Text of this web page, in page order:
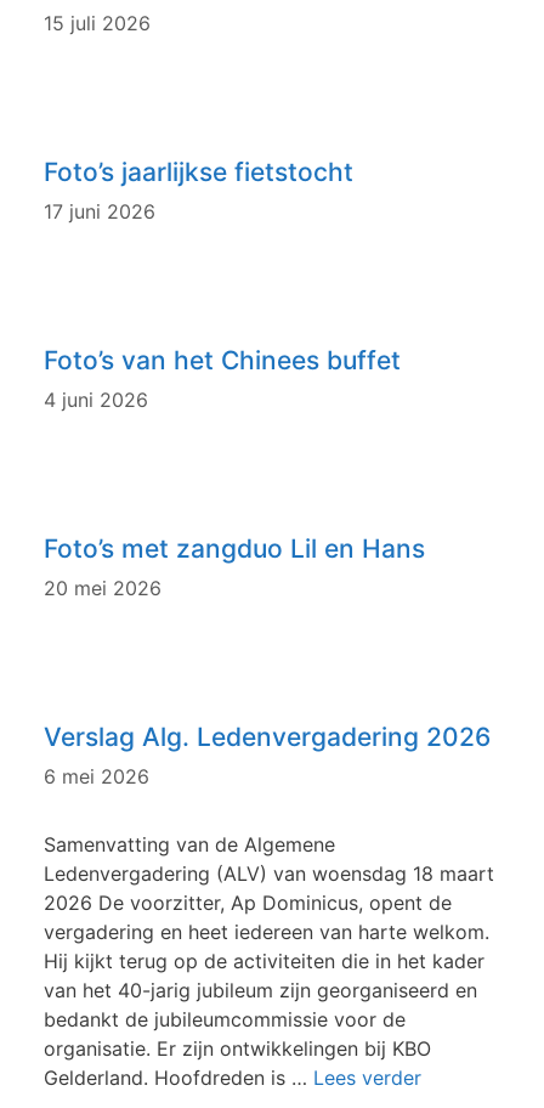
15 juli 2026
Foto’s jaarlijkse fietstocht
17 juni 2026
Foto’s van het Chinees buffet
4 juni 2026
Foto’s met zangduo Lil en Hans
20 mei 2026
Verslag Alg. Ledenvergadering 2026
6 mei 2026
Samenvatting van de Algemene
Ledenvergadering (ALV) van woensdag 18 maart
2026 De voorzitter, Ap Dominicus, opent de
vergadering en heet iedereen van harte welkom.
Hij kijkt terug op de activiteiten die in het kader
van het 40-jarig jubileum zijn georganiseerd en
bedankt de jubileumcommissie voor de
organisatie. Er zijn ontwikkelingen bij KBO
Gelderland. Hoofdreden is … Lees verder